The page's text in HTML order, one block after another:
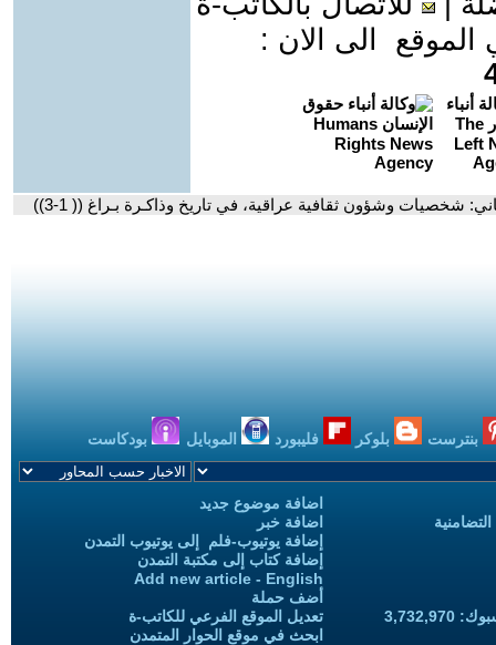
الى الان :
شخصيات وشؤون ثقافية عراقية، في تاريخ وذاكـرة بـراغ (( 1-3))
بنترست بلوكر فليبورد الموبايل بودكاست
اضافة موضوع جديد
اضافة خبر
إضافة يوتيوب-فلم إلى يوتيوب التمدن
إضافة كتاب إلى مكتبة التمدن
Add new article - English
أضف حملة
تعديل الموقع الفرعي للكاتب-ة
ابحث في موقع الحوار المتمدن